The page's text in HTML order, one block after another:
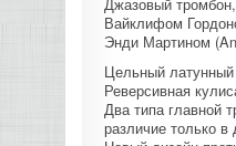
РЕКОРДЕРЫ
КАК КУПИТЬ
ДОСТАВКА
ОПЛАТА
Вайклифом
Энди Мартином
Цельный латунный
Реверсивная
Два типа главной
различие только в